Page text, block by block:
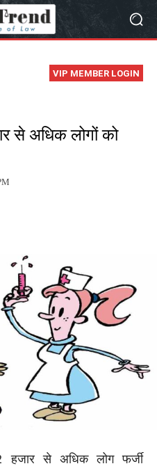
VIP MEMBER LOGIN
से अधिक लोगों को
2 हजार से अधिक लोग फर्जी